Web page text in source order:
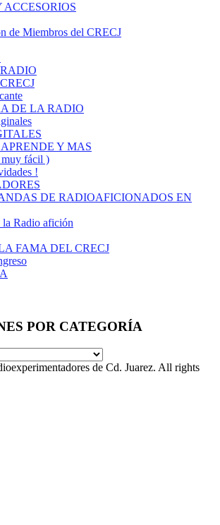
de Miembros del CRECJ
DE LA RADIO
Y MAS
fácil )
!
DE RADIOAFICIONADOS EN
Radio afición
FAMA DEL CRECJ
POR CATEGORÍA
de Cd. Juarez. All rights